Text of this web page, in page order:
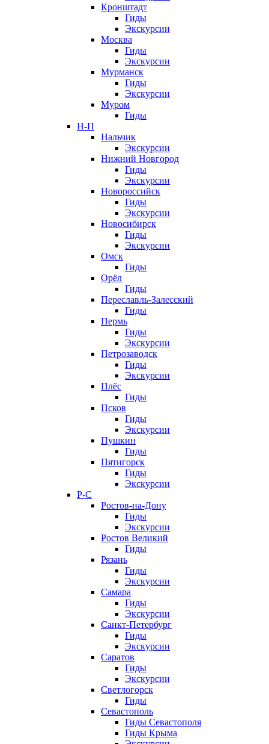
Кронштадт
Гиды
Экскурсии
Москва
Гиды
Экскурсии
Мурманск
Гиды
Экскурсии
Муром
Гиды
Н-П
Нальчик
Экскурсии
Нижний Новгород
Гиды
Экскурсии
Новороссийск
Гиды
Экскурсии
Новосибирск
Гиды
Экскурсии
Омск
Гиды
Орёл
Гиды
Переславль-Залесский
Гиды
Пермь
Гиды
Экскурсии
Петрозаводск
Гиды
Экскурсии
Плёс
Гиды
Псков
Гиды
Экскурсии
Пушкин
Гиды
Пятигорск
Гиды
Экскурсии
Р-С
Ростов-на-Дону
Гиды
Экскурсии
Ростов Великий
Гиды
Рязань
Гиды
Экскурсии
Самара
Гиды
Экскурсии
Санкт-Петербург
Гиды
Экскурсии
Саратов
Гиды
Экскурсии
Светлогорск
Гиды
Севастополь
Гиды Севастополя
Гиды Крыма